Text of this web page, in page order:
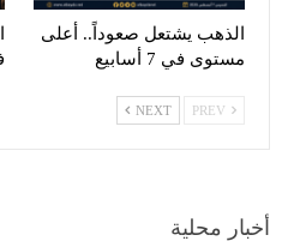
الذهب يشتعل صعوداً.. أعلى
مستوى في 7 أسابيع
NEXT
أخبار محلية